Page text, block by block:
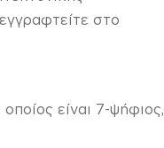
στο
είναι 7-ψήφιος,